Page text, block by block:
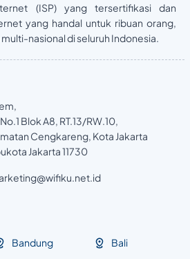
(ISP) yang tersertifikasi dan
yang handal untuk ribuan orang,
nasional di seluruh Indonesia.
Blok A8, RT.13/RW.10,
Cengkareng, Kota Jakarta
Jakarta 11730
Bandung
Bali